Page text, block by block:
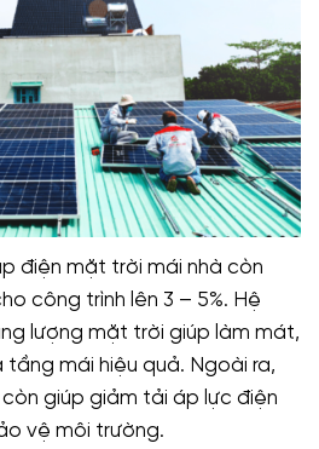
điện mặt trời mái nhà còn
công trình lên 3 – 5%. Hệ
lượng mặt trời giúp làm mát,
mái hiệu quả. Ngoài ra,
giúp giảm tải áp lực điện
vệ môi trường.